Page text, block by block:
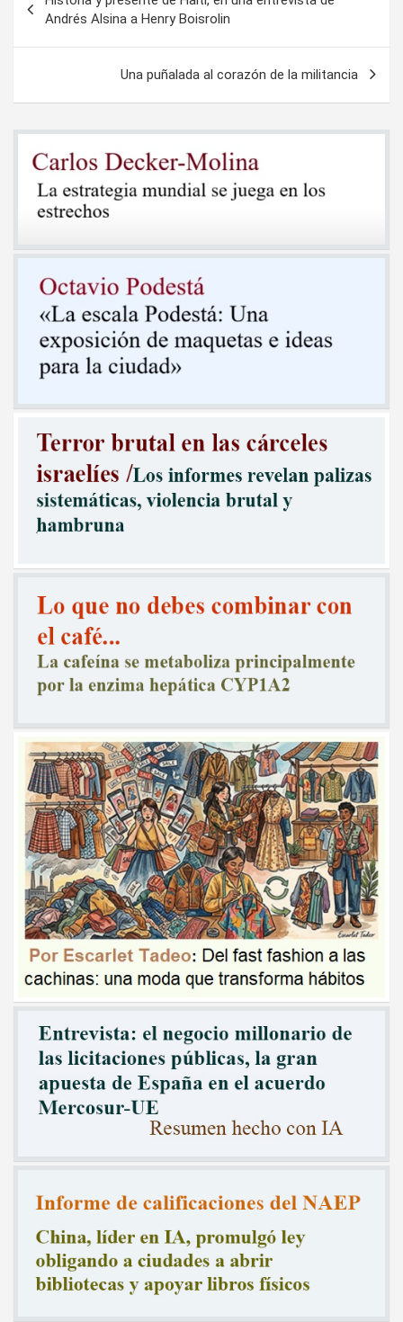
de
entradas
Andrés Alsina a Henry Boisrolin
Una puñalada al corazón de la militancia